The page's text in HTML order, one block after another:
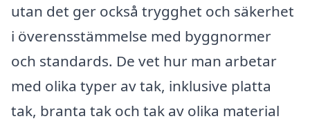
utan det ger också trygghet och säkerhet
i överensstämmelse med byggnormer
och standards. De vet hur man arbetar
med olika typer av tak, inklusive platta
tak, branta tak och tak av olika material